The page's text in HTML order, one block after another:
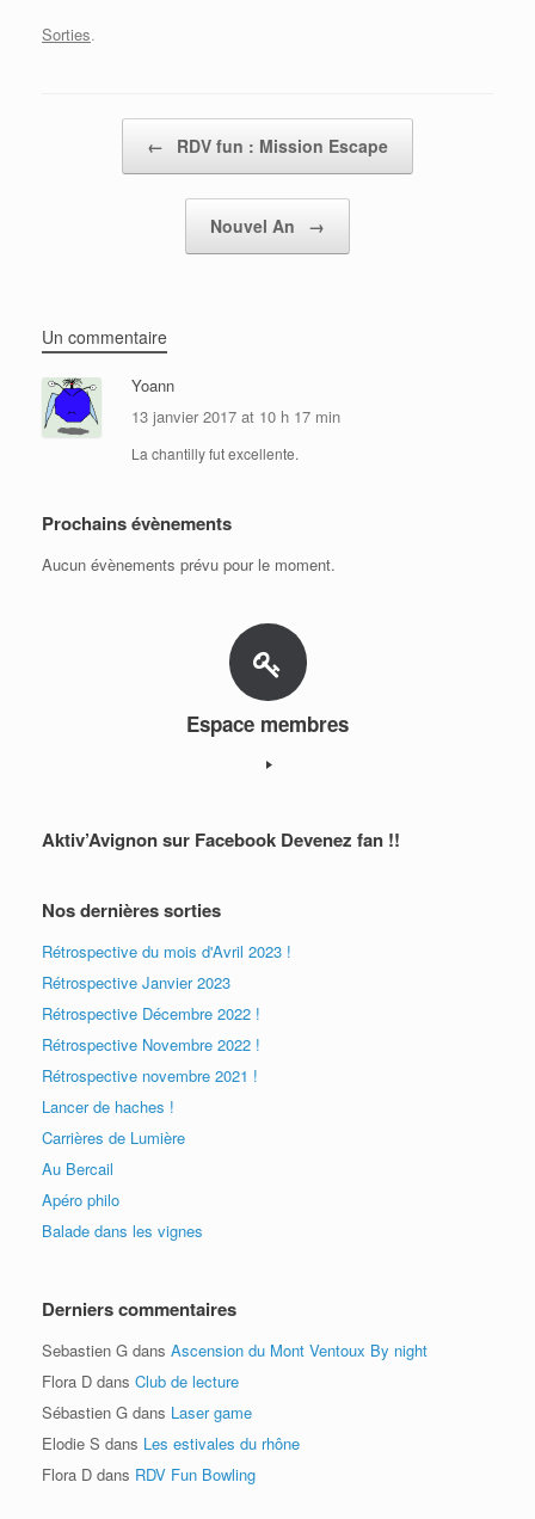
Sorties.
← RDV fun : Mission Escape
Nouvel An →
Un commentaire
Yoann
13 janvier 2017 at 10 h 17 min
La chantilly fut excellente.
Prochains évènements
Aucun évènements prévu pour le moment.
Espace membres
Aktiv’Avignon sur Facebook Devenez fan !!
Nos dernières sorties
Rétrospective du mois d'Avril 2023 !
Rétrospective Janvier 2023
Rétrospective Décembre 2022 !
Rétrospective Novembre 2022 !
Rétrospective novembre 2021 !
Lancer de haches !
Carrières de Lumière
Au Bercail
Apéro philo
Balade dans les vignes
Derniers commentaires
Sebastien G dans Ascension du Mont Ventoux By night
Flora D dans Club de lecture
Sébastien G dans Laser game
Elodie S dans Les estivales du rhône
Flora D dans RDV Fun Bowling